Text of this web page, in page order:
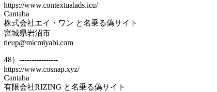
https://www.contextualads.icu/
Cantaba
株式会社エイ・ワン と名乗る偽サイト
宮城県岩沼市
tieup@micmiyabi.com
48）----------------
https://www.cosnap.xyz/
Cantaba
有限会社RIZING と名乗る偽サイト